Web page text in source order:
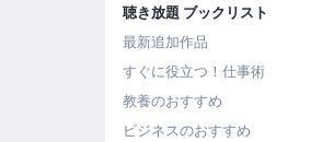
聴き放題 ブックリスト
最新追加作品
すぐに役立つ！仕事術
教養のおすすめ
ビジネスのおすすめ